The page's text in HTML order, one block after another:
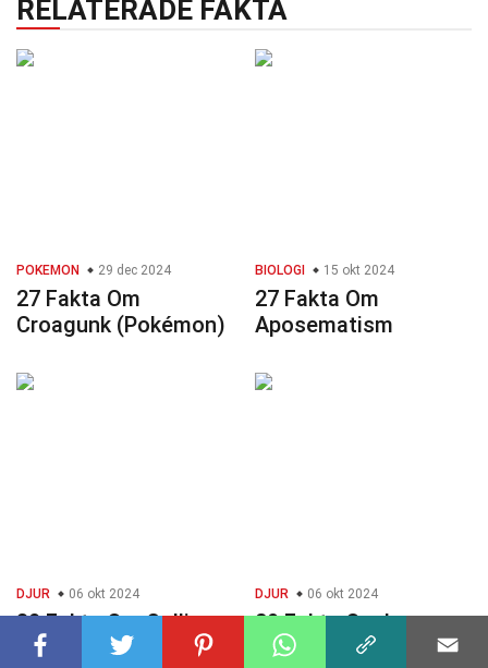
RELATERADE FAKTA
POKEMON 29 dec 2024
27 Fakta Om
Croagunk (Pokémon)
BIOLOGI 15 okt 2024
27 Fakta Om
Aposematism
DJUR 06 okt 2024
30 Fakta Om Collie
DJUR 06 okt 2024
29 Fakta Om Loppa